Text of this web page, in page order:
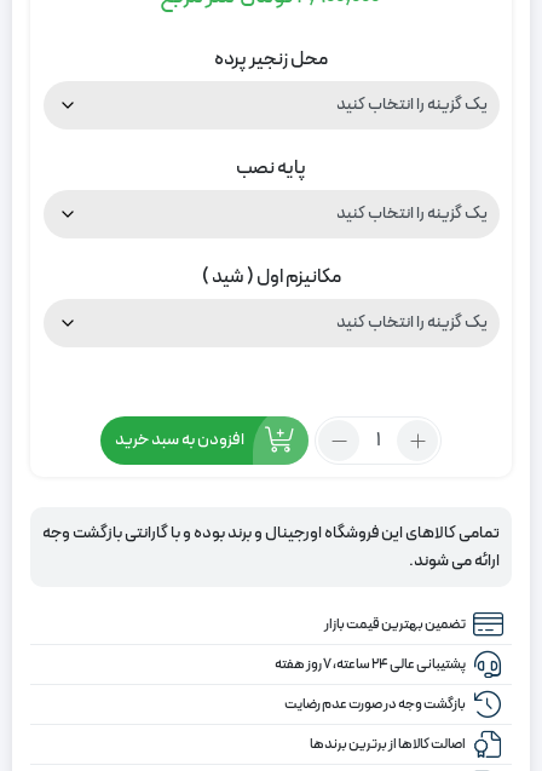
محل زنجیر پرده
پایه نصب
مکانیزم اول ( شید )
تعداد:
روز
افزودن به سبد خرید
تمامی کالاهای این فروشگاه اورجینال و برند بوده و با گارانتی بازگشت وجه
ارائه می شوند.
تضمین بهترین قیمت بازار
پشتیبانی عالی ۲۴ ساعته، ۷ روز هفته
بازگشت وجه در صورت عدم رضایت
اصالت کالاها از برترین برندها